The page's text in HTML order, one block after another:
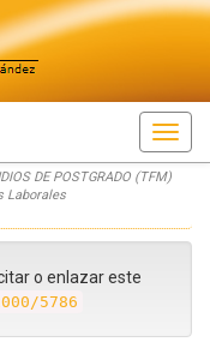
DE POSTGRADO (TFM)
Laborales
o enlazar este
5786